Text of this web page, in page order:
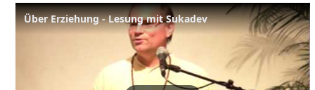
Über Erziehung - Lesung mit Sukadev